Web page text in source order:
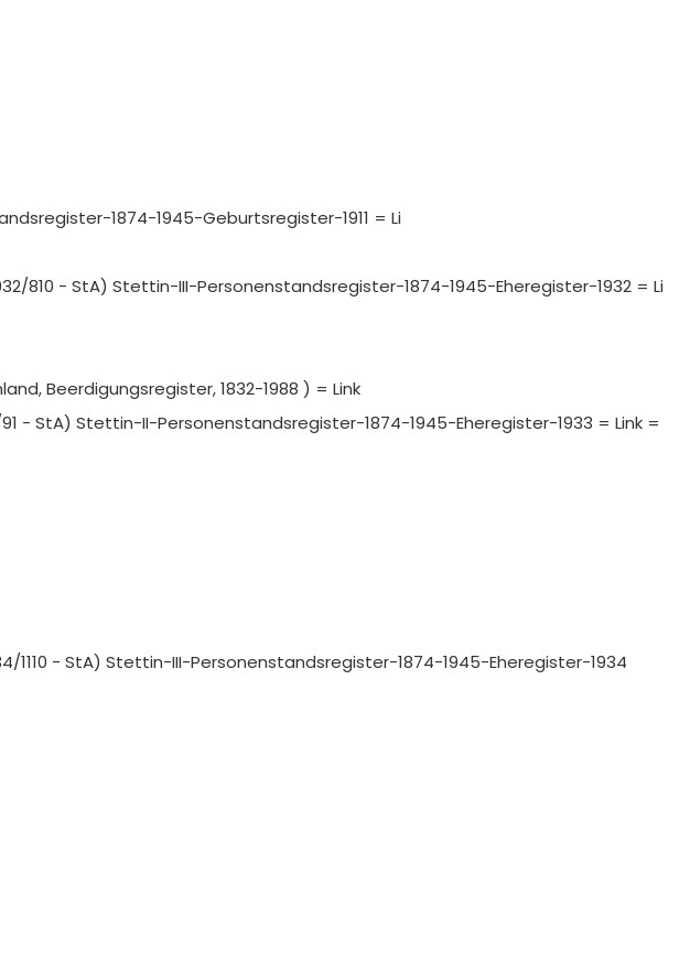
1874-1945-Geburtsregister-1911 = Li
810 - StA) Stettin-III-Personenstandsregister-1874-1945-Eheregister-1932 = Li
Beerdigungsregister, 1832-1988 ) = Link
- StA) Stettin-II-Personenstandsregister-1874-1945-Eheregister-1933 = Link =
1110 - StA) Stettin-III-Personenstandsregister-1874-1945-Eheregister-1934